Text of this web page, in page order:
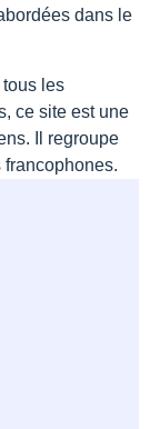
dans le
tous les
ce site est une
Il regroupe
francophones.